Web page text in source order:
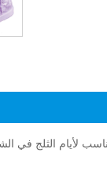
لأيام الثلج في